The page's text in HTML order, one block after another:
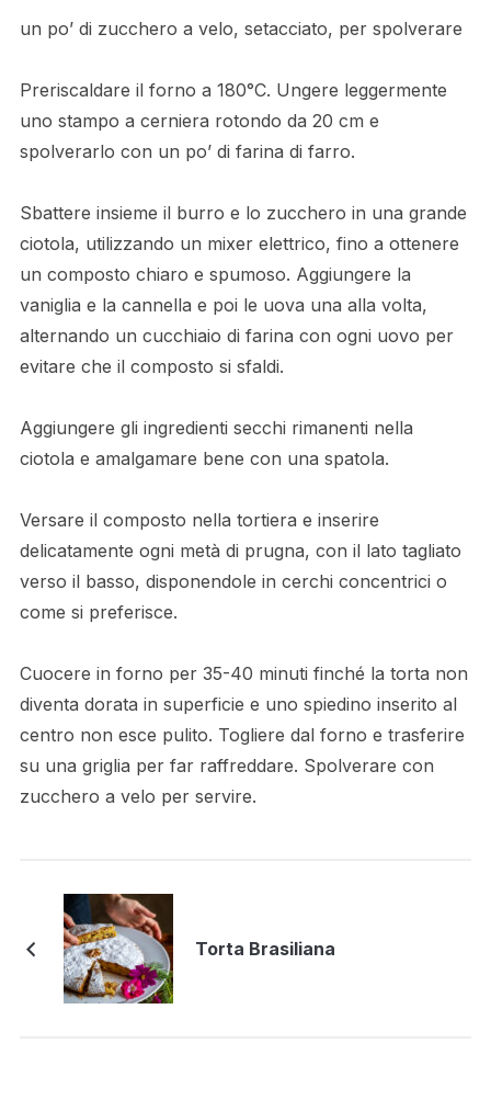
un po’ di zucchero a velo, setacciato, per spolverare
Preriscaldare il forno a 180°C. Ungere leggermente
uno stampo a cerniera rotondo da 20 cm e
spolverarlo con un po’ di farina di farro.
Sbattere insieme il burro e lo zucchero in una grande
ciotola, utilizzando un mixer elettrico, fino a ottenere
un composto chiaro e spumoso. Aggiungere la
vaniglia e la cannella e poi le uova una alla volta,
alternando un cucchiaio di farina con ogni uovo per
evitare che il composto si sfaldi.
Aggiungere gli ingredienti secchi rimanenti nella
ciotola e amalgamare bene con una spatola.
Versare il composto nella tortiera e inserire
delicatamente ogni metà di prugna, con il lato tagliato
verso il basso, disponendole in cerchi concentrici o
come si preferisce.
Cuocere in forno per 35-40 minuti finché la torta non
diventa dorata in superficie e uno spiedino inserito al
centro non esce pulito. Togliere dal forno e trasferire
su una griglia per far raffreddare. Spolverare con
zucchero a velo per servire.
Torta Brasiliana